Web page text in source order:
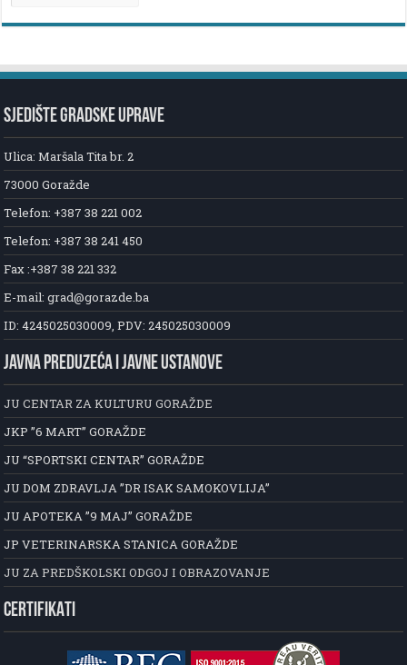
SJEDIŠTE GRADSKE UPRAVE
Ulica: Maršala Tita br. 2
73000 Goražde
Telefon: +387 38 221 002
Telefon: +387 38 241 450
Fax :+387 38 221 332
E-mail: grad@gorazde.ba
ID: 4245025030009, PDV: 245025030009
JAVNA PREDUZEĆA I JAVNE USTANOVE
JU CENTAR ZA KULTURU GORAŽDE
JKP ”6 MART” GORAŽDE
JU “SPORTSKI CENTAR” GORAŽDE
JU DOM ZDRAVLJA ”DR ISAK SAMOKOVLIJA”
JU APOTEKA ”9 MAJ” GORAŽDE
JP VETERINARSKA STANICA GORAŽDE
JU ZA PREDŠKOLSKI ODGOJ I OBRAZOVANJE
CERTIFIKATI